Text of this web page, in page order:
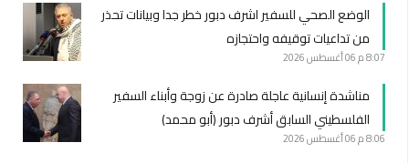
الوضع الصحي للسفير اشرف دبور خطر جدا وبيانات تحذر
من تداعيات توقيفه واحتجازه
8:07 م 06 أغسطس 2026
مناشدة إنسانية عاجلة صادرة عن زوجة وأبناء السفير
الفلسطيني السابق أشرف دبور (أبو محمد)
8:06 م 06 أغسطس 2026